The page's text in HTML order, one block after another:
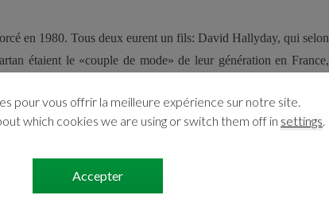
en 1980. Tous deux eurent un fils: David Hallyday, qui selon
étaient le «couple de mode» de leur génération en France,
et Tommy Brown en tant que directeurs musicaux et avec Big
Ces albums étaient Jeune Homme, Rivière … Ouvre ton Lit et
de Peter Frampton et the Small Faces. En 1969, ses
pour vous offrir la meilleure expérience sur notre site.
which cookies we are using or switch them off in settings.
Accepter